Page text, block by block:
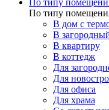
По типу
По типу
В дом с
В
В квартиру
В коттедж
Для
Для
Для офиса
Для храма